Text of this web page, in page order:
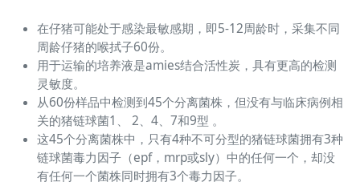
在仔猪可能处于感染最敏感期，即5-12周龄时，采集不同
周龄仔猪的喉拭子60份。
用于运输的培养液是amies结合活性炭，具有更高的检测
灵敏度。
从60份样品中检测到45个分离菌株，但没有与临床病例相
关的猪链球菌1、 2、4、7和9型 。
这45个分离菌株中，只有4种不可分型的猪链球菌拥有3种
链球菌毒力因子（epf，mrp或sly）中的任何一个，却没
有任何一个菌株同时拥有3个毒力因子。